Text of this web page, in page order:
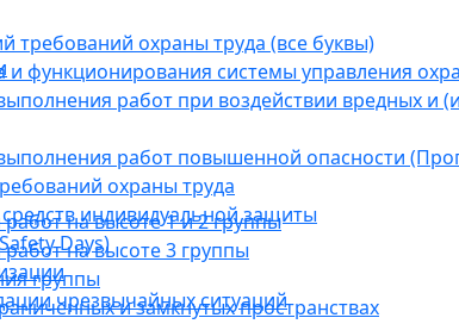
требований охраны труда (все буквы)
функционирования системы управления
работ при воздействии вредных и
работ повышенной опасности
охраны труда
индивидуальной защиты
Days)
чрезвычайных ситуаций
на высоте 1 и 2 группы
на высоте 3 группы
группы
и замкнутых пространствах